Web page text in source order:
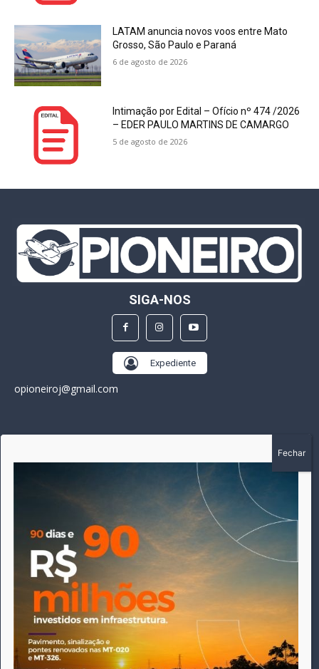
LATAM anuncia novos voos entre Mato
Grosso, São Paulo e Paraná
6 de agosto de 2026
Intimação por Edital – Ofício nº 474 /2026
– EDER PAULO MARTINS DE CAMARGO
5 de agosto de 2026
SIGA-NOS
Expediente
opioneiroj@gmail.com
A história do Pioneiro inicia em fevereiro de 2005 em
Canarana - MT, na época, como um jornal impresso semanal,
que chegou a possuir mil assinantes. Durante 15 anos, foram
publicadas 691 edições que narraram os acontecimentos
políticos, policiais e cotidianos de Canarana e região. Fiel a sua
origem, pautado sempre pela busca incessante da
imparcialidade, faz jus a sua logo, com o característico "avião
da praça" de Canarana, sendo o símbolo do
comprometimento deste veículo de comunicação com o
relato dos fatos neste município. Em 06 de dezembro de 2019
circulou a última edição impressa do jornal, que desde então
tem veiculação exclusivamente online.